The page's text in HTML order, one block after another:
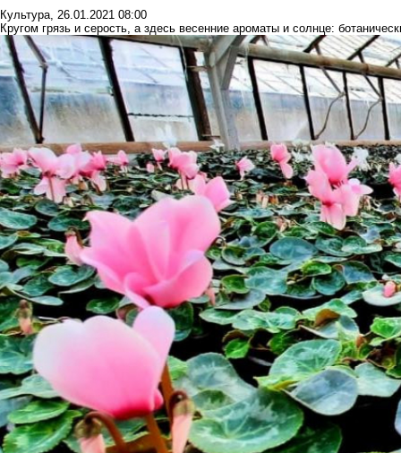
Культура, 26.01.2021 08:00
Кругом грязь и серость, а здесь весенние ароматы и солнце: